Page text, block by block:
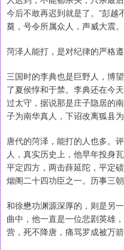
今后不敢再迟到就是了。”彭越
奠，号令所属众人，声威大震。
菏泽人能打，是对纪律的严格
三国时的李典也是巨野人，博
了夏侯惇和于禁。李典还在今
过太守，据说那是庄子隐居的
子为南华真人，下诏改离狐县为
唐代的菏泽，能打的人也多。
人，真实历史上，他早年投身
平定四方，两击薛延陀，平定
烟阁二十四功臣之一。历事三朝
和徐懋功渊源深厚的，则是另
曲中，他一直是一位悲剧英雄
营，死不降唐，痛骂罗成被万